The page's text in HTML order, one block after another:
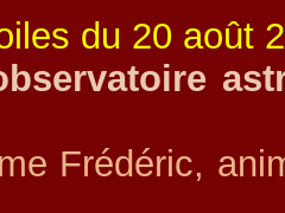
du 20 août
Frédéric,